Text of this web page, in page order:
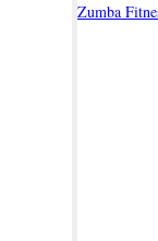
Zumba